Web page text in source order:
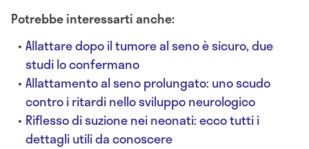
Potrebbe interessarti anche:
Allattare dopo il tumore al seno è sicuro, due
studi lo confermano
Allattamento al seno prolungato: uno scudo
contro i ritardi nello sviluppo neurologico
Riflesso di suzione nei neonati: ecco tutti i
dettagli utili da conoscere